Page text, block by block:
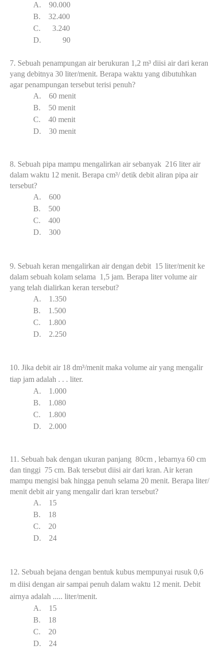
A.
90.000
B.
32.400
C.
3.240
D.
90
7. Sebuah penampungan air berukuran 1,2 m³ diisi air dari keran
yang debitnya 30 liter/menit. Berapa waktu yang dibutuhkan
agar penampungan tersebut terisi penuh?
A. 60 menit
B. 50 menit
C.
40 menit
D. 30 menit
8. Sebuah pipa mampu mengalirkan air sebanyak 216 liter air
dalam waktu 12 menit. Berapa cm³/ detik debit aliran pipa air
tersebut?
A. 600
B. 500
C.
400
D. 300
9. Sebuah keran mengalirkan air dengan debit 15 liter/menit ke
dalam sebuah kolam selama 1,5 jam. Berapa liter volume air
yang telah dialirkan keran tersebut?
A.
1.350
B.
1.500
C.
1.800
D. 2.250
10. Jika debit air 18 dm³/menit maka volume air yang mengalir
tiap jam adalah . . . liter.
A.
1.000
B.
1.080
C. 1.800
D. 2.000
11. Sebuah bak dengan ukuran panjang 80cm , lebarnya 60 cm
dan tinggi 75 cm. Bak tersebut diisi air dari kran. Air keran
mampu mengisi bak hingga penuh selama 20 menit. Berapa liter/
menit debit air yang mengalir dari kran tersebut?
A.
15
B.
18
C.
20
D.
24
12. Sebuah bejana dengan bentuk kubus mempunyai rusuk 0,6
m diisi dengan air sampai penuh dalam waktu 12 menit. Debit
airnya adalah ..... liter/menit.
A.
15
B.
18
C.
20
D.
24